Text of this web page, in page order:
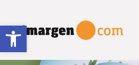
Abrir barra de herramientas